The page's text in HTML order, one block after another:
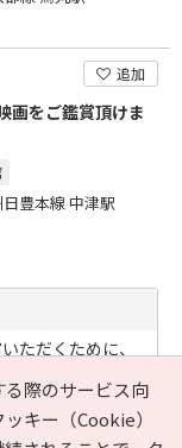
追加
画をご鑑賞頂けま
豊本線 中津駅
ただくために、
際のサービス向
キー（Cookie）